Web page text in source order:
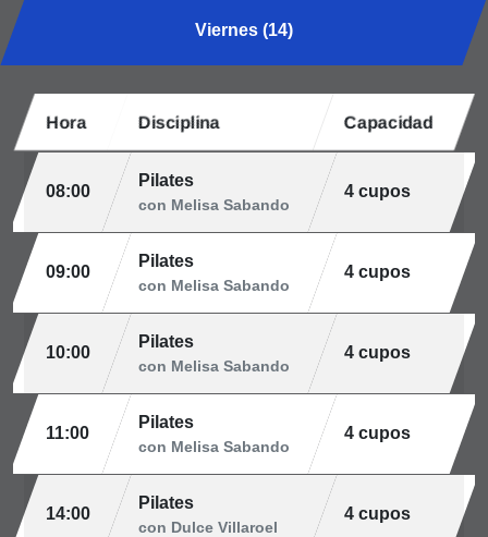
Viernes (14)
Hora Disciplina Capacidad
08:00
Pilates
con Melisa Sabando
4 cupos
09:00
Pilates
con Melisa Sabando
4 cupos
10:00
Pilates
con Melisa Sabando
4 cupos
11:00
Pilates
con Melisa Sabando
4 cupos
14:00
Pilates
con Dulce Villaroel
4 cupos